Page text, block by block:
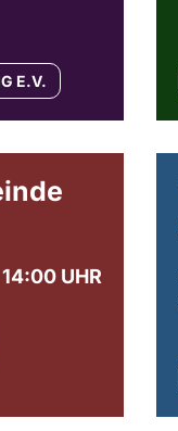
E.V.
14:00 UHR